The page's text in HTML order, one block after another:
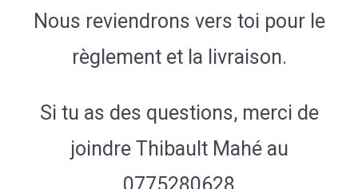
Nous reviendrons vers toi pour le
règlement et la livraison.
Si tu as des questions, merci de
joindre Thibault Mahé au